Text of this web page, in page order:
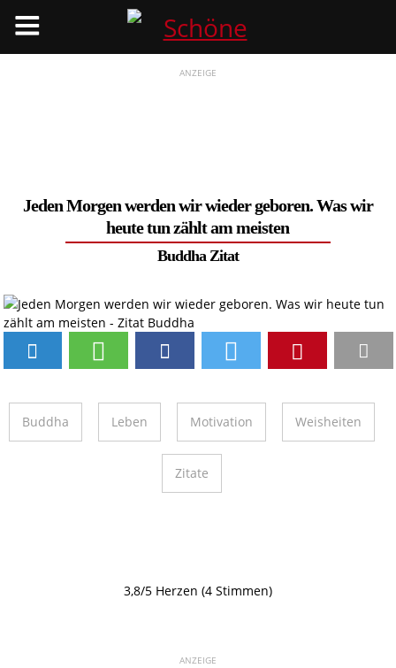
ANZEIGE
Jeden Morgen werden wir wieder geboren. Was wir
heute tun zählt am meisten
Buddha Zitat
Buddha Leben Motivation Weisheiten
Zitate
3,8/5 Herzen (4 Stimmen)
ANZEIGE